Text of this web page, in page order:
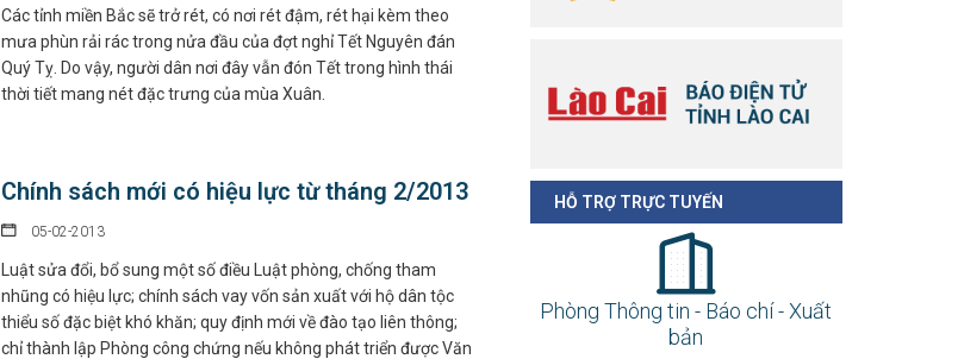
Các tỉnh miền Bắc sẽ trở rét, có nơi rét đậm, rét hại kèm theo
mưa phùn rải rác trong nửa đầu của đợt nghỉ Tết Nguyên đán
Quý Tỵ. Do vậy, người dân nơi đây vẫn đón Tết trong hình thái
thời tiết mang nét đặc trưng của mùa Xuân.
Chính sách mới có hiệu lực từ tháng 2/2013
05-02-2013
Luật sửa đổi, bổ sung một số điều Luật phòng, chống tham
nhũng có hiệu lực; chính sách vay vốn sản xuất với hộ dân tộc
thiểu số đặc biệt khó khăn; quy định mới về đào tạo liên thông;
chỉ thành lập Phòng công chứng nếu không phát triển được Văn
HỖ TRỢ TRỰC TUYẾN
Phòng Thông tin - Báo chí - Xuất
bản